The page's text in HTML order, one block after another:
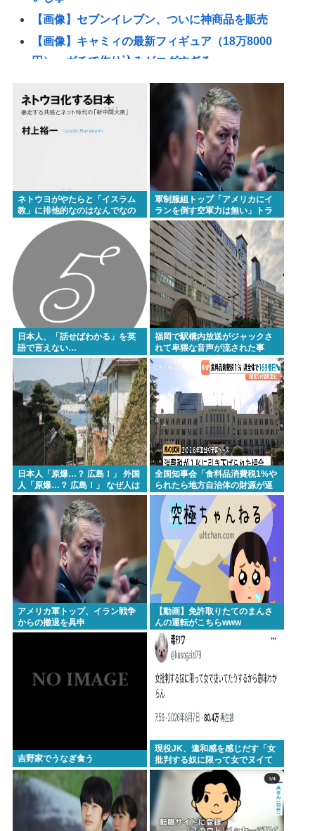
【画像】セブンイレブン、ついに神商品を販売
【画像】キャミィの最新フィギュア（18万8000
円）、ガチで作り込みがエグすぎる
【悲報】「世界の売春婦（セッ◯スワーカー）の数
と割合」反論「そんなはずはない日本は上位なはず
英名門大学最年少の黒人教授が辞任 論文盗作疑惑に
は必殺「人種差別ガー」で反撃
弁護士「オタクの献血は『女性の体内に自分の体液
を入れる』のが目的。場合によっては不同意性交罪
に当たる」
台風15号、東北地方直撃www
【速報】北海道江別大学生殺人事件、主犯格の川口
被告(19)に無期懲役の判決←これ、妥当だと思
う？？？？？？
軽自動車に”軽油”を入れちゃ絶対ダメ～！ セルフス
タンドで後を絶たない「誤給油トラブル」！
堀大輔さん、寝る間も惜しんでレスバ祭りwww
(ヽ´ん`) 嫌儲民「ケンモメン」の定義 👈 何て答え
る？
Powered by livedoor 相互RSS
ネトウヨがやたらと「イスラム
教」に排他的なのはなんでなの
軍制服組トップ「アメリカにイ
ランを倒す空軍力は無い」トラ
ンプに別の出口を進言
日本人、「話せばわかる」を英
語で言えない…
福岡で駅構内放送がジャックさ
れて卑猥な音声が流された事
件、やはり元音声は動ありの動
画だった
日本人「原爆…？ 広島！」 外国
人「原爆…？ 広島！」 なぜ人は
長崎を忘れるのか
全国知事会「食料品消費税1%や
られたら地方自治体の財源が逼
迫してしまう 」…この流れ地方
税増税するしかないよ、もう
アメリカ軍トップ、イラン戦争
からの撤退を具申
【動画】免許取りたてのまんさ
んの運転がこちらwww
吉野家でうなぎ食う
現役JK、違和感を感じだす「女
批判する奴に限って女でヌイて
たりするから意味わからなくな
ってきた 」